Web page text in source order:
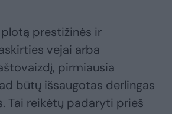
prestižinės ir
vejai arba
pirmiausia
būtų išsaugotas derlingas
Tai reikėtų padaryti prieš